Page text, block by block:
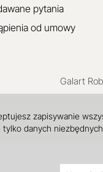
pytania
od umowy
Galart
zapisywanie
tylko danych